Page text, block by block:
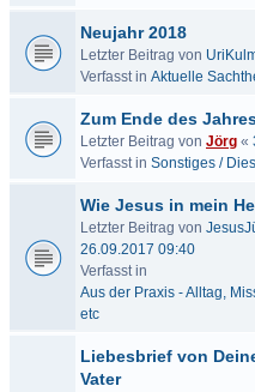
Neujahr 2018
Letzter Beitrag von
Verfasst in Aktuelle
Zum Ende des
Letzter Beitrag von Jörg «
Verfasst in Sonstiges /
Wie Jesus in mein
Letzter Beitrag von
26.09.2017 09:40
Verfasst in
Aus der Praxis - Alltag,
etc
Liebesbrief von
Vater